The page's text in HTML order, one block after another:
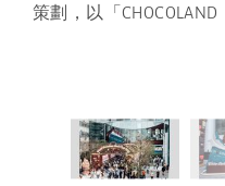
策劃，以「CHOCOLAND